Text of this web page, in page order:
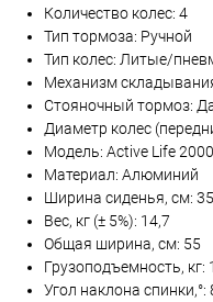
Количество колес: 4
Тип тормоза: Ручной
Тип колес: Литые/
Механизм
Стояночный тормоз:
Диаметр колес
Модель: Active Life 2000
Материал: Алюминий
Ширина сиденья, см:
Вес, кг (± 5%): 14,7
Общая ширина, см: 55
Грузоподъемность, кг:
Угол наклона спинки,°: